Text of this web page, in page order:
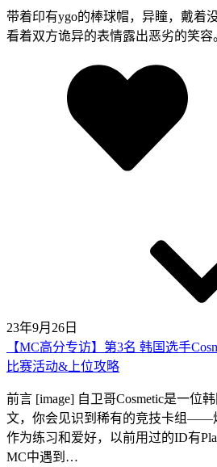
带着印有ygo的棒球帽，异瞳，戴着
看着双方诡异的表情露出恶劣的笑容
23年9月26日
【MC高分专访】第3名 韩国选手
比赛活动&上位攻略
前言 [image] 自卫哥Cosmetic是一
文，你会见识到稀有的竞技卡组——
作为练习和爱好，以前用过的ID有
MC中遇到…